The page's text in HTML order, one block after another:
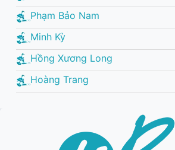
Phạm Bảo Nam
Minh Kỳ
Hồng Xương Long
Hoàng Trang